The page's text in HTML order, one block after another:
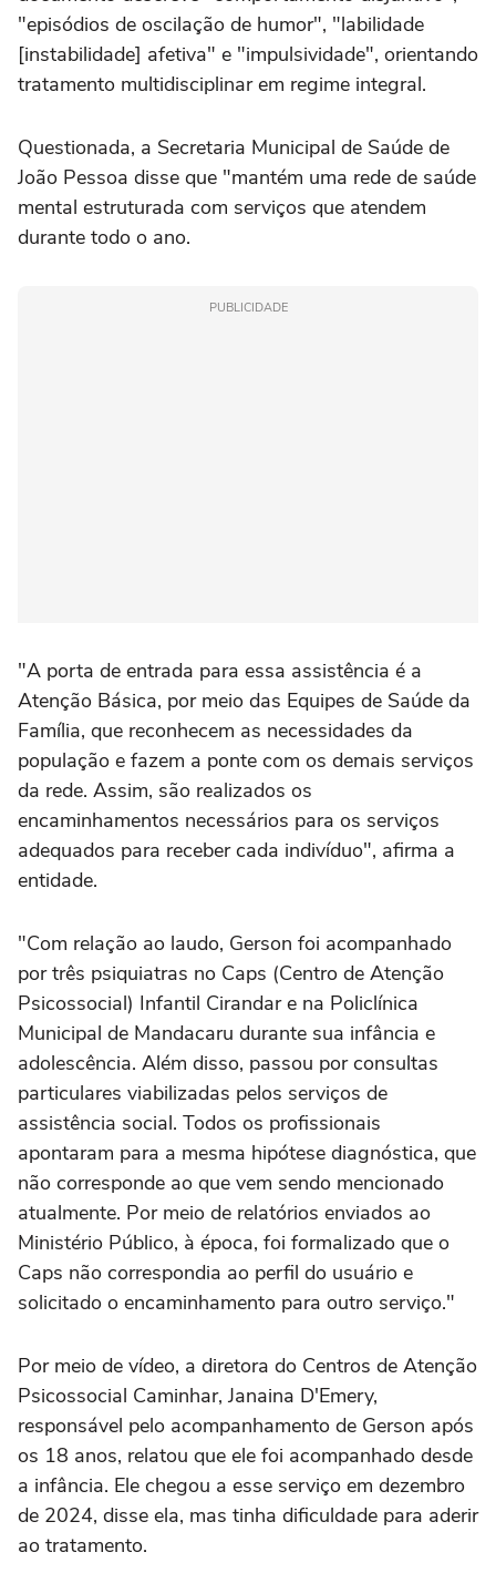
"episódios de oscilação de humor", "labilidade
[instabilidade] afetiva" e "impulsividade", orientando
tratamento multidisciplinar em regime integral.
Questionada, a Secretaria Municipal de Saúde de
João Pessoa disse que "mantém uma rede de saúde
mental estruturada com serviços que atendem
durante todo o ano.
PUBLICIDADE
"A porta de entrada para essa assistência é a
Atenção Básica, por meio das Equipes de Saúde da
Família, que reconhecem as necessidades da
população e fazem a ponte com os demais serviços
da rede. Assim, são realizados os
encaminhamentos necessários para os serviços
adequados para receber cada indivíduo", afirma a
entidade.
"Com relação ao laudo, Gerson foi acompanhado
por três psiquiatras no Caps (Centro de Atenção
Psicossocial) Infantil Cirandar e na Policlínica
Municipal de Mandacaru durante sua infância e
adolescência. Além disso, passou por consultas
particulares viabilizadas pelos serviços de
assistência social. Todos os profissionais
apontaram para a mesma hipótese diagnóstica, que
não corresponde ao que vem sendo mencionado
atualmente. Por meio de relatórios enviados ao
Ministério Público, à época, foi formalizado que o
Caps não correspondia ao perfil do usuário e
solicitado o encaminhamento para outro serviço."
Por meio de vídeo, a diretora do Centros de Atenção
Psicossocial Caminhar, Janaina D'Emery,
responsável pelo acompanhamento de Gerson após
os 18 anos, relatou que ele foi acompanhado desde
a infância. Ele chegou a esse serviço em dezembro
de 2024, disse ela, mas tinha dificuldade para aderir
ao tratamento.